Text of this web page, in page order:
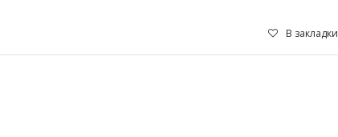
В закладки